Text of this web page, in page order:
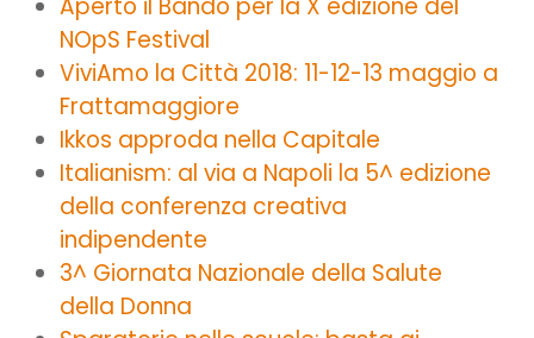
Aperto il Bando per la X edizione del
NOpS Festival
ViviAmo la Città 2018: 11-12-13 maggio a
Frattamaggiore
Ikkos approda nella Capitale
Italianism: al via a Napoli la 5^ edizione
della conferenza creativa
indipendente
3^ Giornata Nazionale della Salute
della Donna